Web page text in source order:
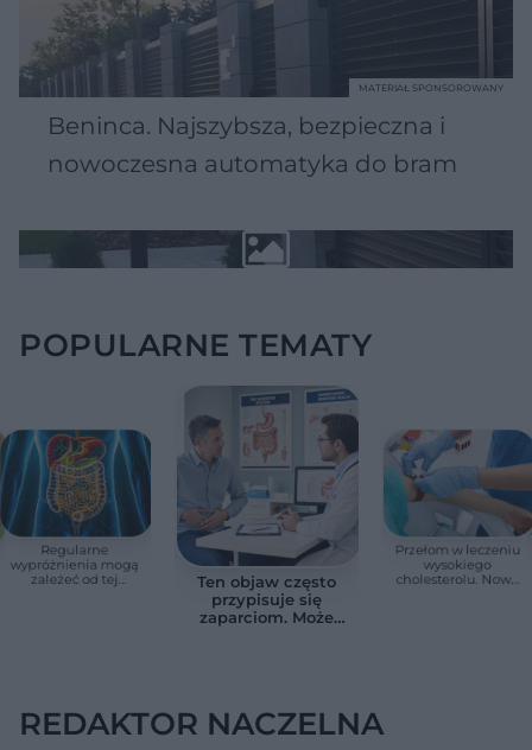
Beninca. Najszybsza, bezpieczna i
nowoczesna automatyka do bram
MATERIAŁ SPONSOROWANY
POPULARNE TEMATY
Regularne
wypróżnienia mogą
zależeć od tej
Ten objaw często
przypisuje się
zaparciom. Może
Przełom w leczeniu
wysokiego
cholesterolu. Nowa
REDAKTOR NACZELNA